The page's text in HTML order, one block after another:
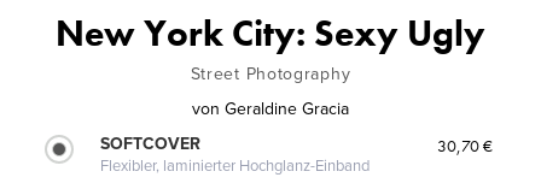
New York City: Sexy Ugly
Street Photography
von Geraldine Gracia
SOFTCOVER
Flexibler, laminierter Hochglanz-Einband
30,70 €